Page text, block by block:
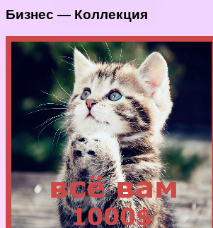
Бизнес — Коллекция